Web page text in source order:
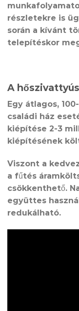
részletekre is
során a kívánt
telepítéskor
A
Egy átlagos,
családi ház
kiépítése 2-3
kiépítésének
Viszont a
a fűtés
csökkenthető.
együttes
redukálható.